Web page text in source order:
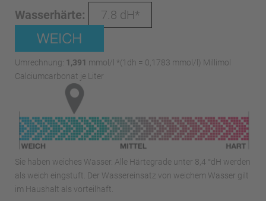
Wasserhärte: 7.8 dH*
Umrechnung: 1,391 mmol/l *(1dh = 0,1783 mmol/l) Millimol
Calciumcarbonat je Liter
Sie haben weiches Wasser. Alle Härtegrade unter 8,4 °dH werden
als weich eingstuft. Der Wassereinsatz von weichem Wasser gilt
im Haushalt als vorteilhaft.